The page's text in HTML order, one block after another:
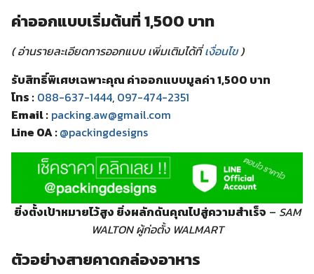
ค่าออกแบบเริ่มต้นที่ 1,500 บาท
( อ่านรายละเอียดการออกแบบ เพิ่มเติมได้ที่เงื่อนไข)
รับสิทธิ์พิเศษเฉพาะคุณ ค่าออกแบบมูลค่า 1,500 บาท
โทร : 088-637-1444, 097-474-2351
Email : packing.aw@gmail.com
Line OA :@packingdesigns
ยิ่งตั้งเป้าหมายไว้สูง ยิ่งผลักดันคุณไปสู่ความสำเร็จ – SAM
WALTON ผู้ก่อตั้ง WALMART
ตัวอย่างสายคาดกล่องอาหาร